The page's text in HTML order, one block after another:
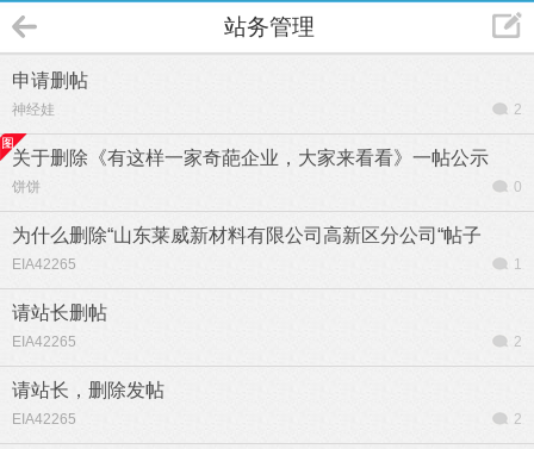
站务管理
申请删帖
神经娃 2
关于删除《有这样一家奇葩企业，大家来看看》一帖公示
饼饼 0
为什么删除“山东莱威新材料有限公司高新区分公司“帖子
EIA42265 1
请站长删帖
EIA42265 2
请站长，删除发帖
EIA42265 2